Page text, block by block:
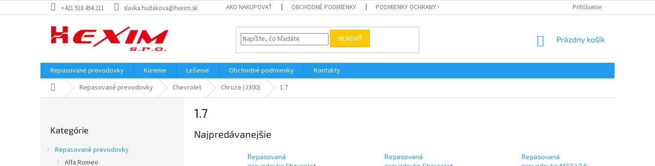
na
+421 918 494 211 slavka.hudakova@hexim.sk AKO NAKUPOVAŤ OBCHODNÉ PODMIENKY PODMIENKY OCHRANY OSOBNÝCH ÚDAJOV Prihlásenie
HĽADAŤ
NÁKUPNÝ
Prázdny košík
Repasované prevodovky Kúrenie Lešenie Obchodné podmienky
Kontakty
DomovRepasované prevodovky Chevrolet Chruze (J300) 1.7
kategórie
Kategórie
Repasované prevodovky
Alfa Romeo
1.7
Najpredávanejšie
Repasovaná
Repasovaná
Repasovaná